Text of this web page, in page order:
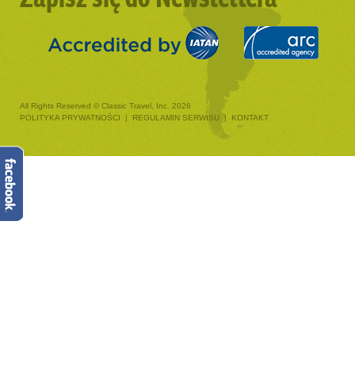
All Rights Reserved © Classic Travel, Inc. 2026
POLITYKA PRYWATNOŚCI
| REGULAMIN SERWISU | KONTAKT